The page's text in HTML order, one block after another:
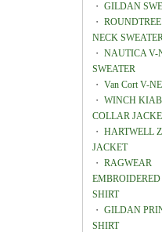
・ GILDAN
・
NECK
・ NAUTICA V-
SWEATER
・ Van Cort V-
・ WINCH
COLLAR
・ HARTWELL
JACKET
・ RAGWEAR
EMBROIDERED
SHIRT
・ GILDAN
SHIRT